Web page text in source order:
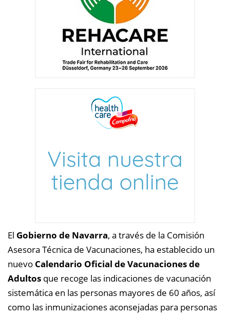
El Gobierno de Navarra, a través de la Comisión
Asesora Técnica de Vacunaciones, ha establecido un
nuevo Calendario Oficial de Vacunaciones de
Adultos que recoge las indicaciones de vacunación
sistemática en las personas mayores de 60 años, así
como las inmunizaciones aconsejadas para personas